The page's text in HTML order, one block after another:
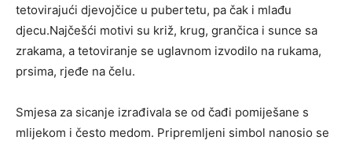
tetovirajući djevojčice u pubertetu, pa čak i mlađu
djecu.Najčešći motivi su križ, krug, grančica i sunce sa
zrakama, a tetoviranje se uglavnom izvodilo na rukama,
prsima, rjeđe na čelu.
Smjesa za sicanje izrađivala se od čađi pomiješane s
mlijekom i često medom. Pripremljeni simbol nanosio se